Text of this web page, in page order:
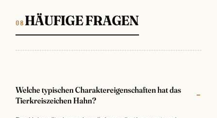
HÄUFIGE FRAGEN
Welche typischen Charaktereigenschaften hat das
Tierkreiszeichen Hahn?